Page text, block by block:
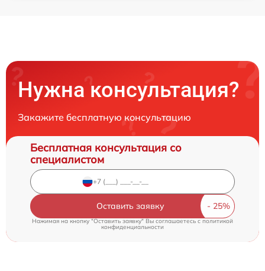
Нужна консультация?
Закажите бесплатную консультацию
Бесплатная консультация со
специалистом
Оставить заявку
Нажимая на кнопку "Оставить заявку" Вы соглашаетесь cполитикой
конфиденциальности